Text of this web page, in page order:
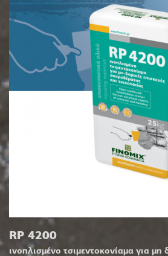
RP 4200
ινοπλισμένο τσιμεντοκονίαμα για μη